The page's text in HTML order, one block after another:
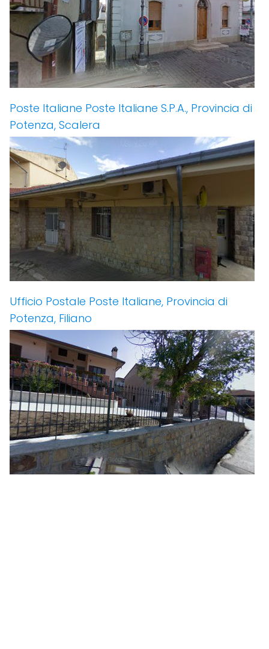
Poste Italiane Poste Italiane S.P.A., Provincia di
Potenza, Scalera
Ufficio Postale Poste Italiane, Provincia di
Potenza, Filiano